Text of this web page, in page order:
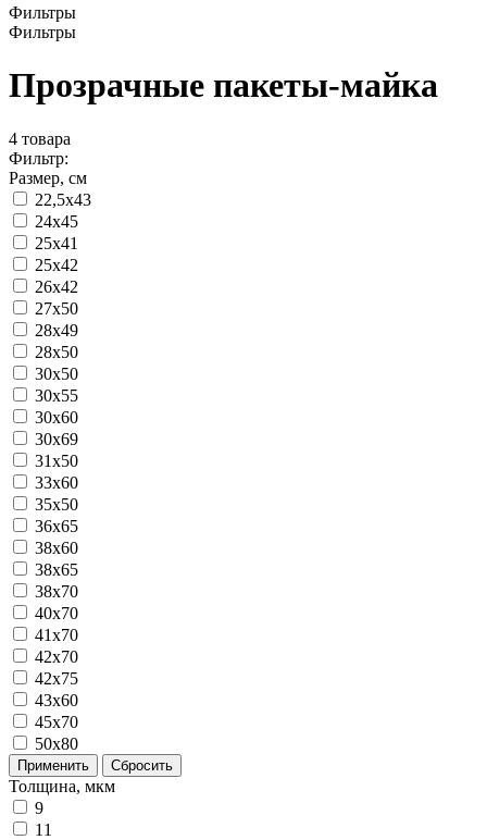
Фильтры
Фильтры
Прозрачные пакеты-майка
4 товара
Фильтр:
Размер, см
22,5x43
24x45
25x41
25x42
26x42
27x50
28x49
28x50
30x50
30x55
30x60
30x69
31x50
33x60
35x50
36x65
38x60
38x65
38x70
40x70
41x70
42x70
42x75
43x60
45x70
50x80
Применить Сбросить
Толщина, мкм
9
11